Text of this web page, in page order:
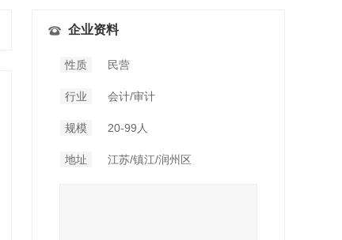
企业资料
性质 民营
行业 会计/审计
规模 20-99人
地址 江苏/镇江/润州区